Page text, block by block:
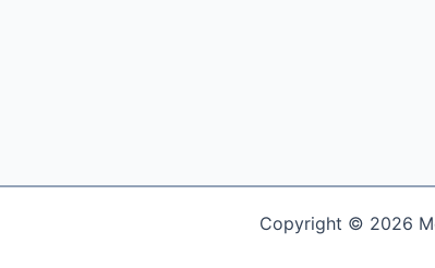
Copyright © 2026